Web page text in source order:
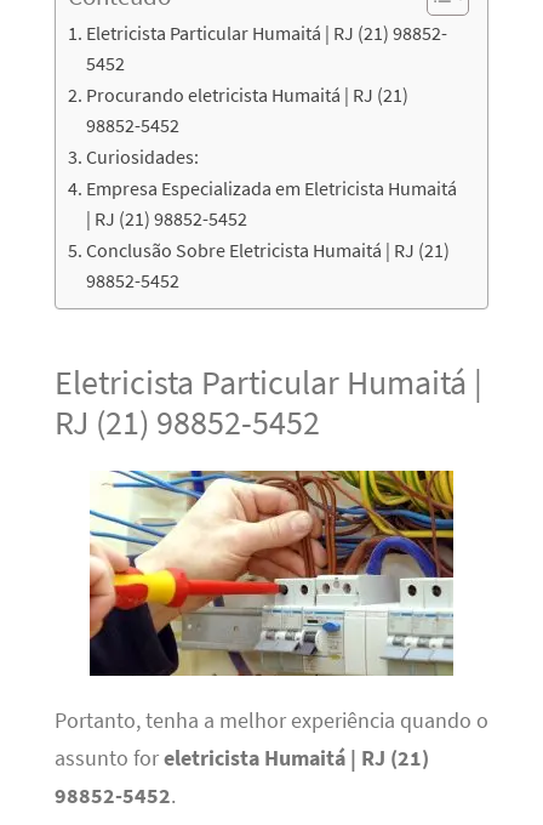
Eletricista Particular Humaitá | RJ (21) 98852-
5452
Procurando eletricista Humaitá | RJ (21)
98852-5452
Curiosidades:
Empresa Especializada em Eletricista Humaitá
| RJ (21) 98852-5452
Conclusão Sobre Eletricista Humaitá | RJ (21)
98852-5452
Eletricista Particular Humaitá |
RJ (21) 98852-5452
Portanto, tenha a melhor experiência quando o
assunto foreletricista Humaitá | RJ (21)
98852-5452.